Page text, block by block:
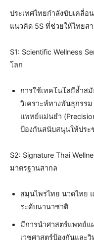
ประเทศไทยกำลังขับเคลื่อ
แนวคิด 5S ที่ช่วยให้ไทยส
S1: Scientific Wellness
โลก
การใช้เทคโนโลยีล้ำส
วิเคราะห์ทางพันธุกรร
แพทย์แม่นยำ
ป้องกันสนับสนุนให้ปร
S2: Signature Thai
มาตรฐานสากล
สมุนไพรไทย นวดไทย
ระดับนานาชาติ
มีการนำศาสตร์แพทย์แ
เวชศาสตร์ป้องกันและ